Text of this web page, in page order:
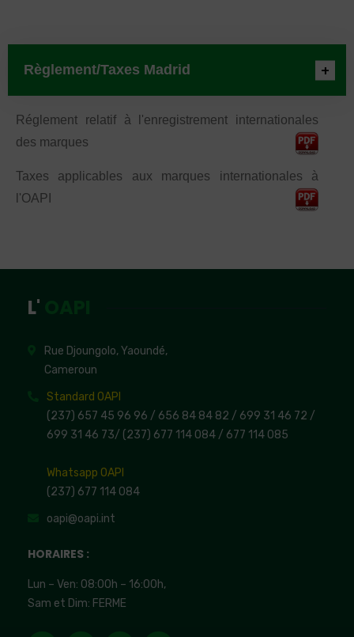
Règlement/Taxes Madrid
Réglement relatif à l'enregistrement internationales
des marques
Taxes applicables aux marques internationales à
l'OAPI
L'
Rue Djoungolo, Yaoundé,
Cameroun
Standard OAPI
(237) 657 45 96 96 / 656 84 84 82 / 699 31 46 72 /
699 31 46 73/ (237) 677 114 084 / 677 114 085
Whatsapp OAPI
(237) 677 114 084
oapi@oapi.int
HORAIRES :
Lun – Ven: 08:00h – 16:00h,
Sam et Dim: FERME